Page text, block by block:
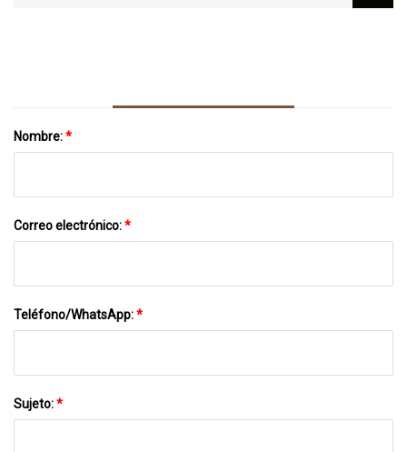
Nombre:*
Correo electrónico:*
Teléfono/WhatsApp:*
Sujeto:*